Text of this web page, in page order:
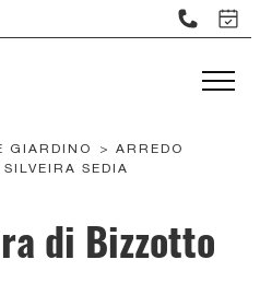
GIARDINO > ARREDO
SILVEIRA SEDIA
di Bizzotto